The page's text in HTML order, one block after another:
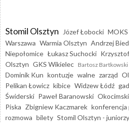
Stomil Olsztyn Józef Łobocki
Warszawa Warmia Olsztyn Andrzej
Niepołomice Łukasz Suchocki
Olsztyn GKS Wikielec Bartosz Bartkowski
Dominik Kun kontuzje walne zarząd
Pelikan Łowicz kibice Widzew Łódź
Świderski Paweł Baranowski
Piska Zbigniew Kaczmarek konferencja
rozmowa bilety Stomil Olsztyn - juniorzy